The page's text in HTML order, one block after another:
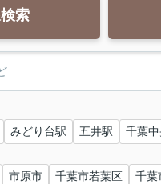
索
みどり台駅 五井駅 千葉
市原市 千葉市若葉区 千葉